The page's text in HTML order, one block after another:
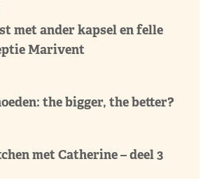
met ander kapsel en felle
Marivent
the bigger, the better?
met Catherine – deel 3